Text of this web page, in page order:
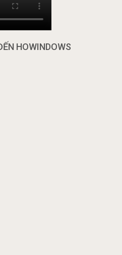
HOWINDOWS